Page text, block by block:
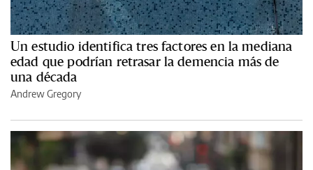
Un estudio identifica tres factores en la mediana
edad que podrían retrasar la demencia más de
una década
Andrew Gregory